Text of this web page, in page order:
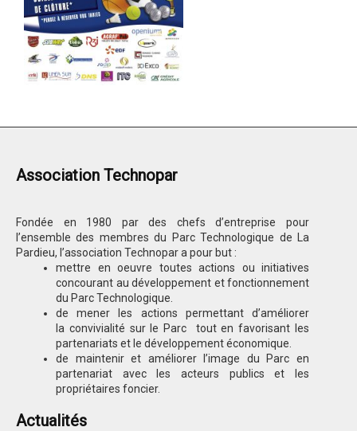
Association Technopar
Fondée en 1980 par des chefs d’entreprise pour
l’ensemble des membres du Parc Technologique de La
Pardieu, l’association Technopar a pour but :
mettre en oeuvre toutes actions ou initiatives
concourant au développement et fonctionnement
du Parc Technologique.
de mener les actions permettant d’améliorer
la convivialité sur le Parc tout en favorisant les
partenariats et le développement économique.
de maintenir et améliorer l’image du Parc en
partenariat avec les acteurs publics et les
propriétaires foncier.
Actualités